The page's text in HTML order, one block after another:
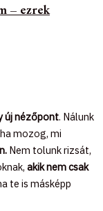
– ezrek
új nézőpont. Nálunk
mozog, mi
Nem tolunk rizsát,
akik nem csak
te is másképp